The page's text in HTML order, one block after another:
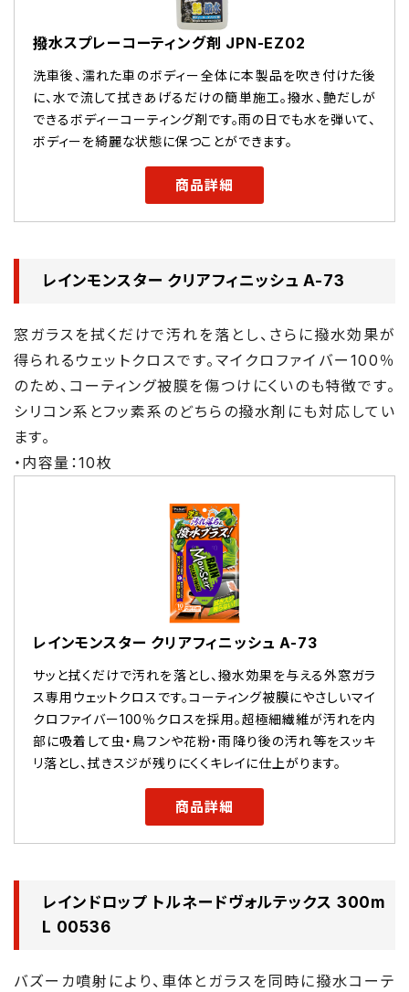
撥水スプレーコーティング剤 JPN-EZ02
洗車後、濡れた車のボディー全体に本製品を吹き付けた後
に、水で流して拭きあげるだけの簡単施工。撥水、艶だしが
できるボディーコーティング剤です。雨の日でも水を弾いて、
ボディーを綺麗な状態に保つことができます。
商品詳細
レインモンスター クリアフィニッシュ A-73
窓ガラスを拭くだけで汚れを落とし、さらに撥水効果が
得られるウェットクロスです。マイクロファイバー100％
のため、コーティング被膜を傷つけにくいのも特徴です。
シリコン系とフッ素系のどちらの撥水剤にも対応してい
ます。
・内容量：10枚
レインモンスター クリアフィニッシュ A-73
サッと拭くだけで汚れを落とし、撥水効果を与える外窓ガラ
ス専用ウェットクロスです。コーティング被膜にやさしいマイ
クロファイバー100％クロスを採用。超極細繊維が汚れを内
部に吸着して虫・鳥フンや花粉・雨降り後の汚れ等をスッキ
リ落とし、拭きスジが残りにくくキレイに仕上がります。
商品詳細
レインドロップ トルネードヴォルテックス 300m
L 00536
バズーカ噴射により、車体とガラスを同時に撥水コーテ